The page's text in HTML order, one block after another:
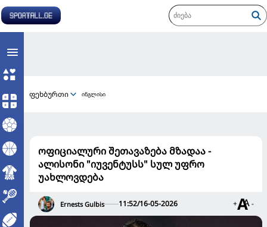
ფეხბურთი ინგლისი
ოფიციალური შეთავაზება მზადაა -
ალისონი "იუვენტუსს" სულ უფრო
უახლოვდება
Ernests Gulbis 11:52/16-05-2026 + -